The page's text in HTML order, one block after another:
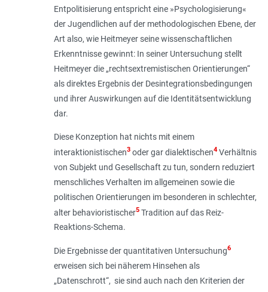
Entpolitisierung entspricht eine »Psychologisierung«
der Jugendlichen auf der methodologischen Ebene, der
Art also, wie Heitmeyer seine wissenschaftlichen
Erkenntnisse gewinnt: In seiner Untersuchung stellt
Heitmeyer die „rechtsextremistischen Orientierungen“
als direktes Ergebnis der Desintegrationsbedingungen
und ihrer Auswirkungen auf die Identitätsentwicklung
dar.
Diese Konzeption hat nichts mit einem
interaktionistischen3oder gar dialektischen4Verhältnis
von Subjekt und Gesellschaft zu tun, sondern reduziert
menschliches Verhalten im allgemeinen sowie die
politischen Orientierungen im besonderen in schlechter,
alter behavioristischer5Tradition auf das Reiz-
Reaktions-Schema.
Die Ergebnisse der quantitativen Untersuchung6
erweisen sich bei näherem Hinsehen als
„Datenschrott“, sie sind auch nach den Kriterien der